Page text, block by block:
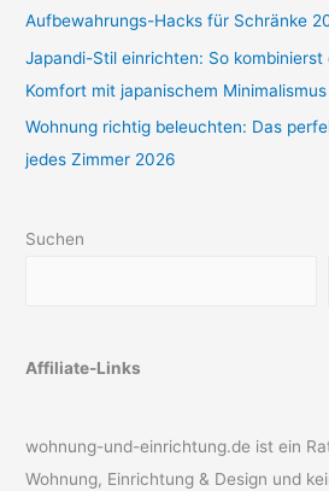
Aufbewahrungs-Hacks für Schränke
Japandi-Stil einrichten: So kombinierst
Komfort mit japanischem
Wohnung richtig beleuchten: Das
jedes Zimmer 2026
Suchen
Affiliate-Links
wohnung-und-einrichtung.de ist ein
Wohnung, Einrichtung & Design und